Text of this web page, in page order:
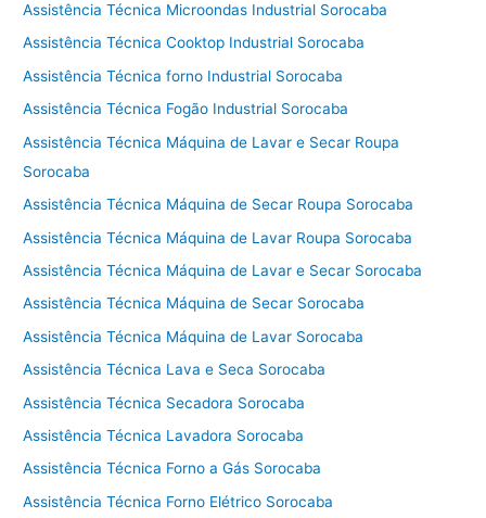
Assistência Técnica Microondas Industrial Sorocaba
Assistência Técnica Cooktop Industrial Sorocaba
Assistência Técnica forno Industrial Sorocaba
Assistência Técnica Fogão Industrial Sorocaba
Assistência Técnica Máquina de Lavar e Secar Roupa
Sorocaba
Assistência Técnica Máquina de Secar Roupa Sorocaba
Assistência Técnica Máquina de Lavar Roupa Sorocaba
Assistência Técnica Máquina de Lavar e Secar Sorocaba
Assistência Técnica Máquina de Secar Sorocaba
Assistência Técnica Máquina de Lavar Sorocaba
Assistência Técnica Lava e Seca Sorocaba
Assistência Técnica Secadora Sorocaba
Assistência Técnica Lavadora Sorocaba
Assistência Técnica Forno a Gás Sorocaba
Assistência Técnica Forno Elétrico Sorocaba